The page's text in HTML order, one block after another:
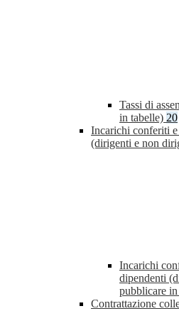
Tassi di
in tabelle) 20
Incarichi conferiti
(dirigenti e non
Incarichi
dipendenti
pubblicare
Contrattazione